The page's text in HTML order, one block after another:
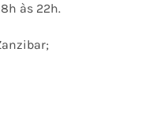
às 22h.